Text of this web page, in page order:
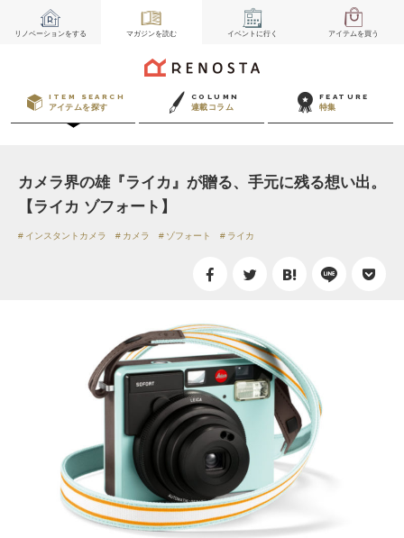
リノベーションをする マガジンを読む イベント に行く アイテムを買う
ITEM SEARCH
アイテムを探す
COLUMN
連載コラム
FEATURE
特集
カメラ界の雄『ライカ』が贈る、手元に残る想い出。
【ライカ ゾフォート】
インスタントカメラ カメラ ゾフォート ライカ